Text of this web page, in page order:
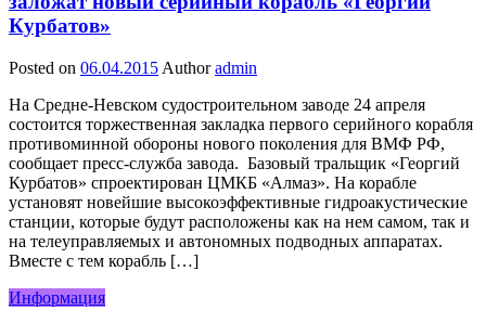
Курбатов»
Posted on 06.04.2015 Author admin
На Средне-Невском судостроительном заводе 24 апреля
состоится торжественная закладка первого серийного корабля
противоминной обороны нового поколения для ВМФ РФ,
сообщает пресс-служба завода. Базовый тральщик «Георгий
Курбатов» спроектирован ЦМКБ «Алмаз». На корабле
установят новейшие высокоэффективные гидроакустические
станции, которые будут расположены как на нем самом, так и
на телеуправляемых и автономных подводных аппаратах.
Вместе с тем корабль […]
Информация